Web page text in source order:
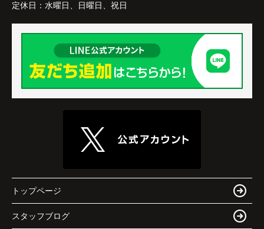
定休日： 水曜日、日曜日、祝日
トップページ
スタッフブログ